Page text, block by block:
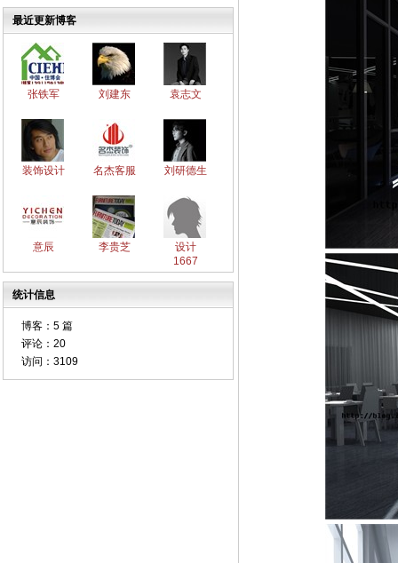
最近更新博客
张铁军 刘建东 袁志文
装饰设计 名杰客服 刘研德生
意辰 李贵芝
设计
1667
统计信息
博客： 5 篇
评论： 20
访问： 3109